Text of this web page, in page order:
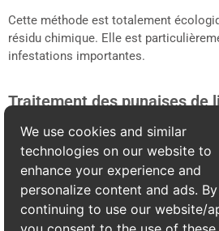
Cette méthode est totalement
résidu chimique. Elle est
infestations importantes.
Traitement des punaises de
Le froid extrême est une autre
punaises de lit. Le traitement par
liquide ou du CO2 à une température
congeler et détruire les insectes
est intéressant car il ne laisse aucun
appliqué sur des surfaces sensibles
We use cookies and similar
technologies on our website to
enhance your experience and
personalize content and ads. By
continuing to use our website/